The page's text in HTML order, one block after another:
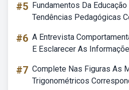
#5 Fundamentos Da
Tendências Pedagógicas
#6 A Entrevista
E Esclarecer As
#7 Complete Nas Figuras As
Trigonométricos